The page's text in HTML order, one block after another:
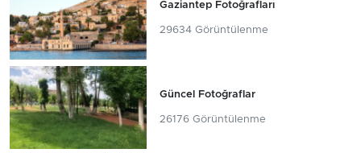
Gaziantep Fotoğrafları
29634 Görüntülenme
Güncel Fotoğraflar
26176 Görüntülenme